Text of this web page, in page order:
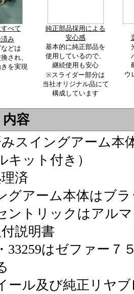
べて
み
どは
され、
を実現
純正部品採用による
安心感
基本的に純正部品を
使用しているので、
継続使用も安心
※スライダー部分は
当社オリジナル品にて
構成しています
ウ
容
みスイングアーム
キット付き）
理済
グアーム本体はブ
ントリックはアル
説明書
33259はゼファー
ール及び純正リヤ